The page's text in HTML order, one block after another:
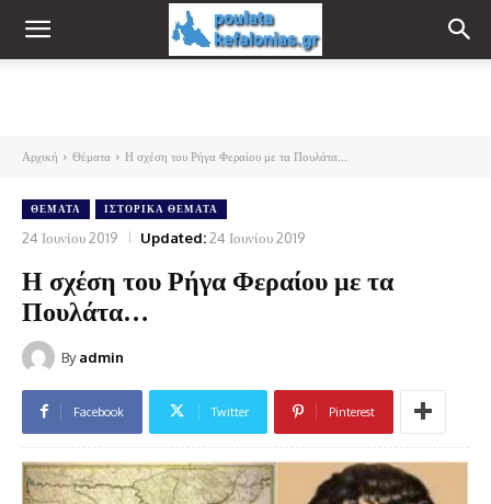
Αρχική Θέματα Η σχέση του Ρήγα Φεραίου με τα Πουλάτα...
ΘΈΜΑΤΑ ΙΣΤΟΡΙΚΆ ΘΈΜΑΤΑ
24 Ιουνίου 2019 Updated:24 Ιουνίου 2019
Η σχέση του Ρήγα Φεραίου με τα
Πουλάτα…
By admin
Facebook Twitter Pinterest